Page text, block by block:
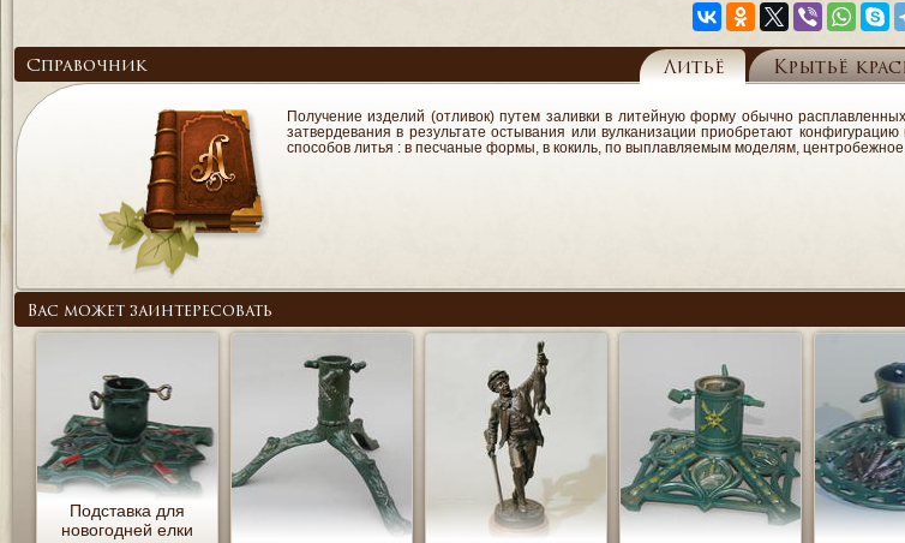
Справочник Литьё Крытьё
Получение изделий (отливок) путем заливки в литейную форму обычно
затвердевания в результате остывания или вулканизации приобретают
способов литья : в песчаные формы, в кокиль, по выплавляемым моделям,
Вас может заинтересовать
Подставка для
новогодней елки